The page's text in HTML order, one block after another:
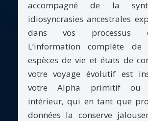
accompagné de la
idiosyncrasies ancestrales
dans vos processus
L’information complète
espèces de vie et états de
votre voyage évolutif est
votre Alpha primitif ou
intérieur, qui en tant que
données la conserve